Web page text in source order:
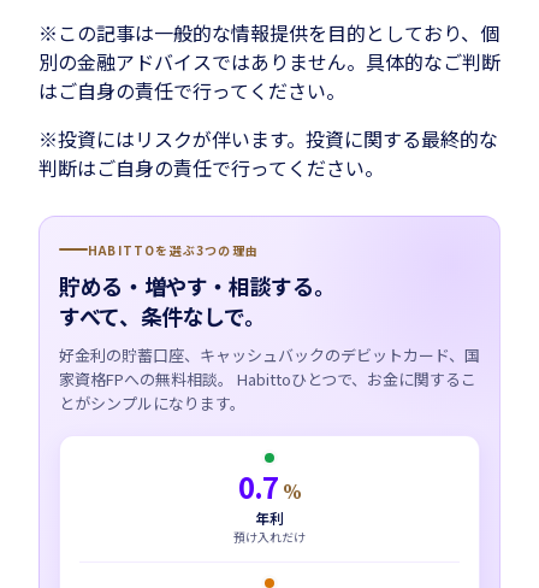
※この記事は一般的な情報提供を目的としており、個
別の金融アドバイスではありません。具体的なご判断
はご自身の責任で行ってください。
※投資にはリスクが伴います。投資に関する最終的な
判断はご自身の責任で行ってください。
HABITTOを選ぶ3つの理由
貯める・増やす・相談する。
すべて、条件なしで。
好金利の貯蓄口座、キャッシュバックのデビットカード、国
家資格FPへの無料相談。 Habittoひとつで、お金に関するこ
とがシンプルになります。
0.7 %
年利
預け入れだけ